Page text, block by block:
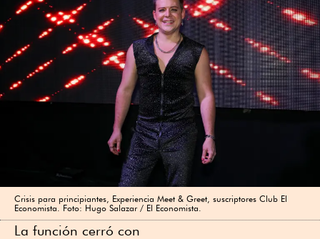
Crisis para principiantes, Experiencia Meet & Greet, suscriptores Club El
Economista. Foto: Hugo Salazar / El Economista.
La función cerró con